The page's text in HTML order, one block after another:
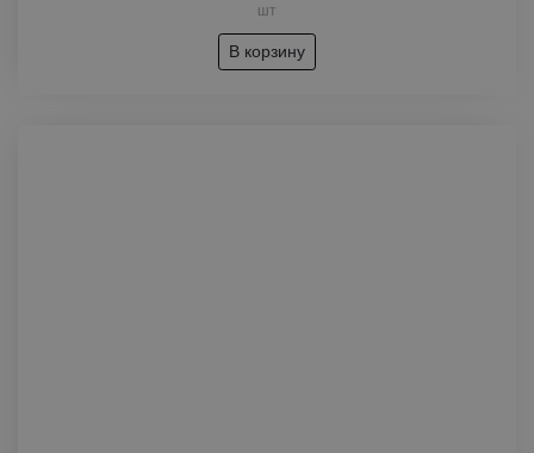
шт
В корзину